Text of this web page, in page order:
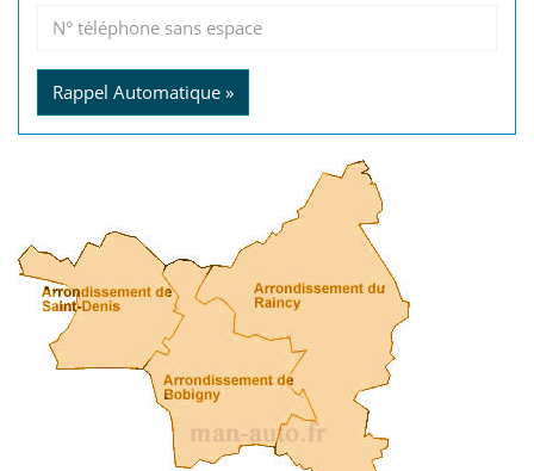
Rappel Automatique »